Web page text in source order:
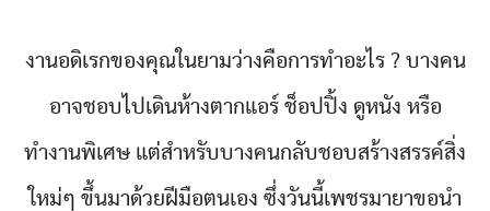
งานอดิเรกของคุณในยามว่างคือการทำอะไร ? บางคน
อาจชอบไปเดินห้างตากแอร์ ช็อปปิ้ง ดูหนัง หรือ
ทำงานพิเศษ แต่สำหรับบางคนกลับชอบสร้างสรรค์สิ่ง
ใหม่ๆ ขึ้นมาด้วยฝีมือตนเอง ซึ่งวันนี้เพชรมายาขอนำ